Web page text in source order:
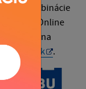
kombinácie
Online
nájdete na
www.vzsl.sk .